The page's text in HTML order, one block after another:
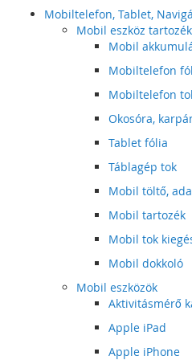
Mobiltelefon, Tablet,
Mobil eszköz tartozék
Mobil
Mobiltelefon
Mobiltelefon
Okosóra,
Tablet fólia
Táblagép tok
Mobil töltő,
Mobil tartozék
Mobil tok
Mobil dokkoló
Mobil eszközök
Aktivitásmérő
Apple iPad
Apple iPhone